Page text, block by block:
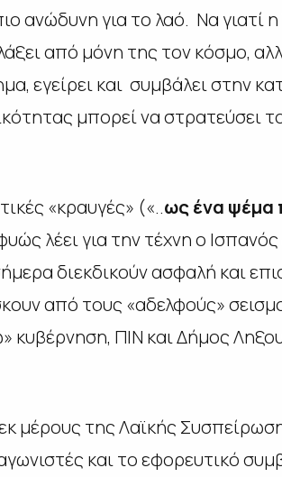
ανώδυνη για το λαό. Να γιατί
από μόνη της τον κόσμο,
εγείρει και συμβάλει στην
μπορεί να στρατεύσει το
«κραυγές» («..ως ένα ψέμα
λέει για την τέχνη ο
διεκδικούν ασφαλή και
από τους «αδελφούς»
ΠΙΝ και Δήμος
μέρους της Λαϊκής
και το εφορευτικό